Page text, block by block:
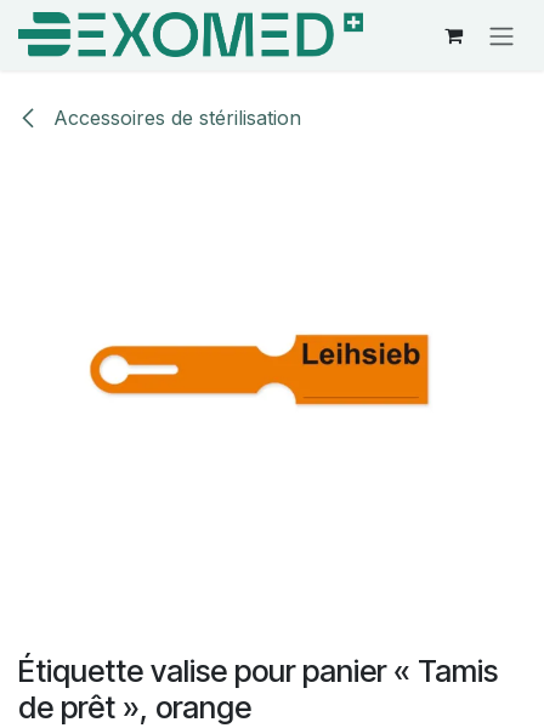
Se rendre au contenu
Accessoires de stérilisation
Étiquette valise pour panier « Tamis
de prêt », orange